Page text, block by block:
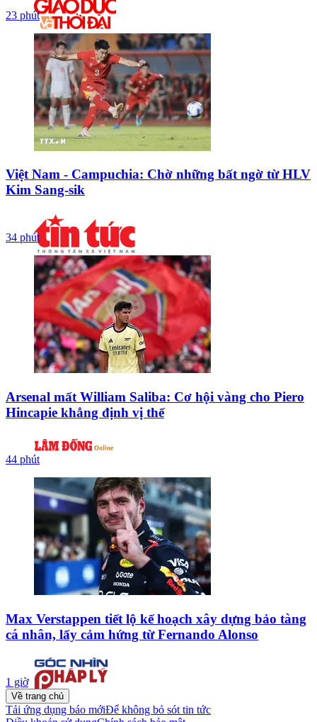
23 phút
Việt Nam - Campuchia: Chờ những bất ngờ từ HLV
Kim Sang-sik
34 phút
Arsenal mất William Saliba: Cơ hội vàng cho Piero
Hincapie khẳng định vị thế
44 phút
Max Verstappen tiết lộ kế hoạch xây dựng bảo tàng
cá nhân, lấy cảm hứng từ Fernando Alonso
1 giờ
Về trang chủ
Tải ứng dụng báo mớiĐể không bỏ sót tin tức